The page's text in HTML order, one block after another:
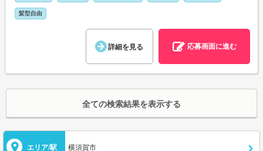
髪型自由
詳細を見る 応募画面に進む
全ての検索結果を表示する
エリア/駅 横須賀市